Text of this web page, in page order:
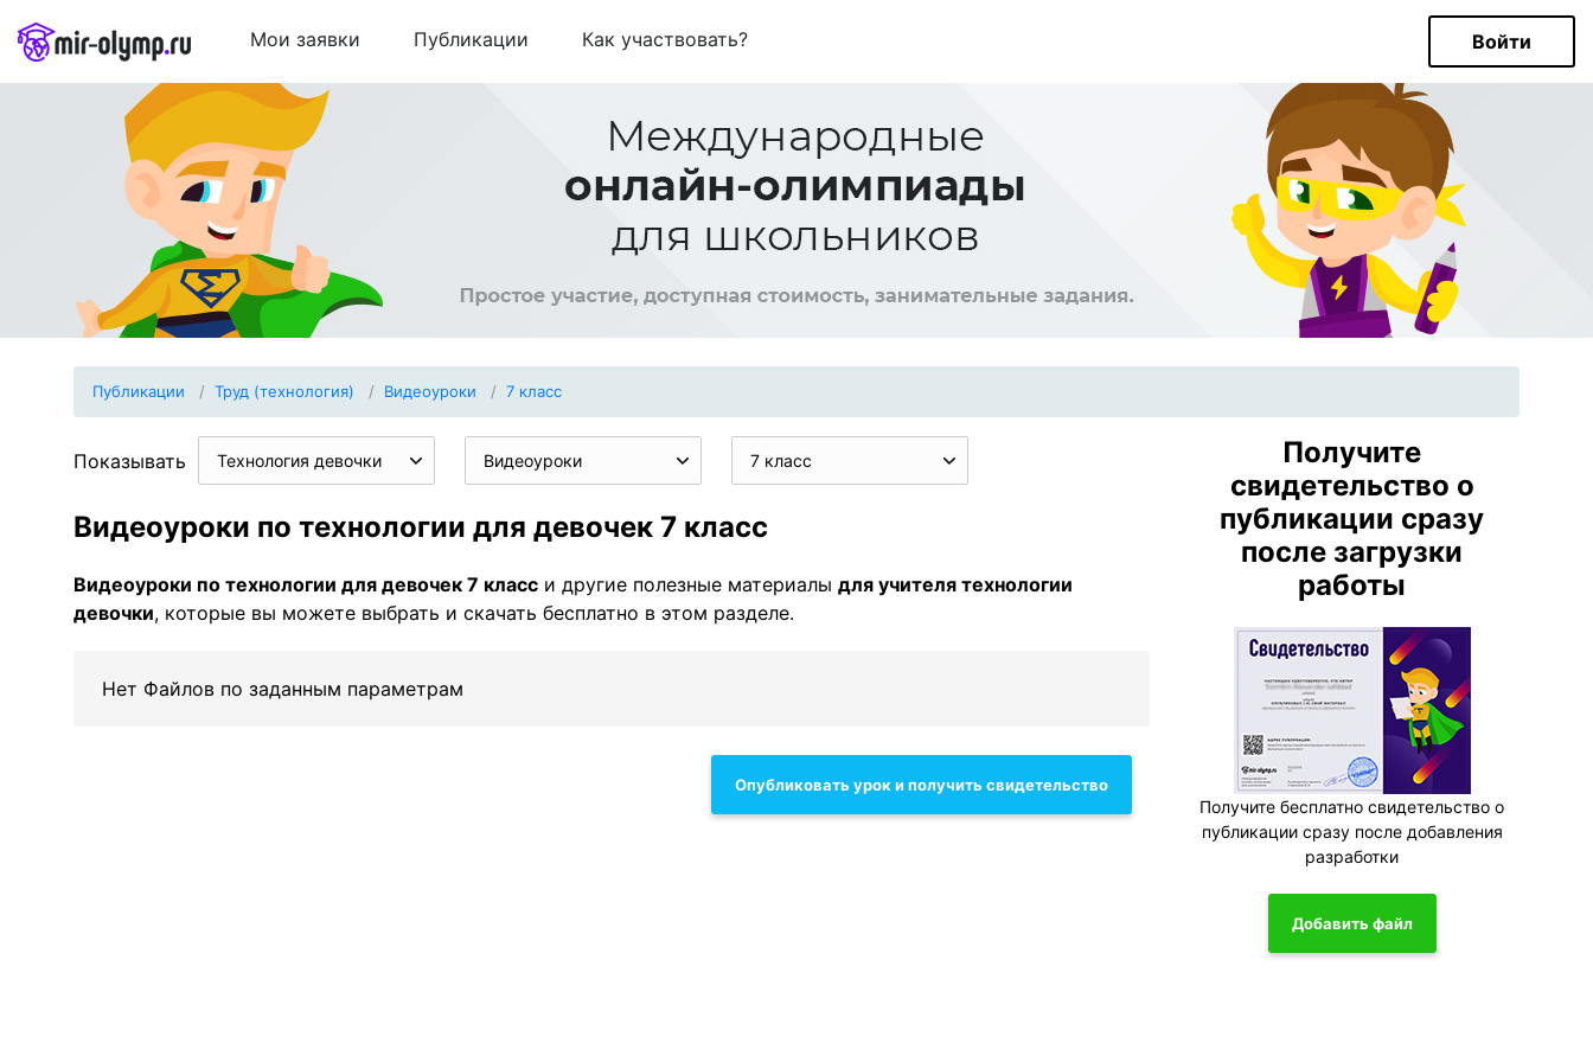
Мои заявки Публикации Как участвовать? Войти
Публикации Труд (технология) Видеоуроки 7 класс
Показывать Технология девочки Видеоуроки 7 класс
Видеоуроки по технологии для девочек 7 класс
Видеоуроки по технологии для девочек 7 класс и другие полезные материалы для учителя технологии
девочки, которые вы можете выбрать и скачать бесплатно в этом разделе.
Нет Файлов по заданным параметрам
Опубликовать урок и получить свидетельство
Получите
свидетельство о
публикации сразу
после загрузки
работы
Получите бесплатно свидетельство о
публикации сразу после добавления
разработки
Добавить файл